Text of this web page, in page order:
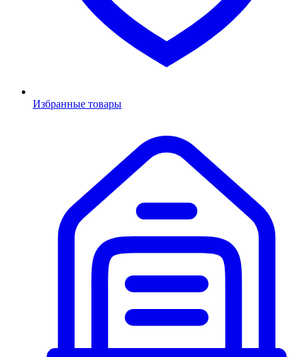
Избранные товары